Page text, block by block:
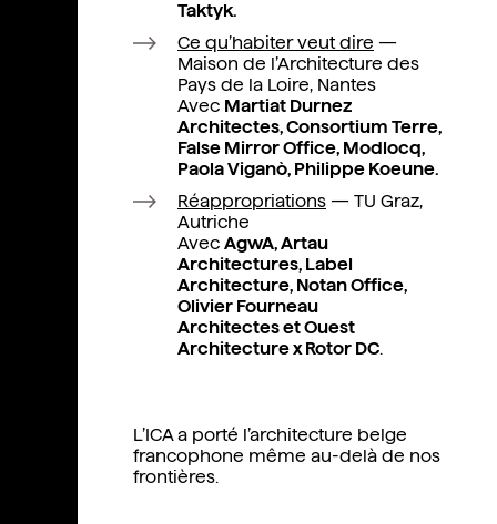
Taktyk.
Ce qu’habiter veut dire —
Maison de l’Architecture des
Pays de la Loire, Nantes
Avec Martiat Durnez
Architectes, Consortium Terre,
False Mirror Office, Modlocq,
Paola Viganò, Philippe Koeune.
Réappropriations — TU Graz,
Autriche
Avec AgwA, Artau
Architectures, Label
Architecture, Notan Office,
Olivier Fourneau
Architectes et Ouest
Architecture x Rotor DC.
L’ICA a porté l’architecture belge
francophone même au-delà de nos
frontières.